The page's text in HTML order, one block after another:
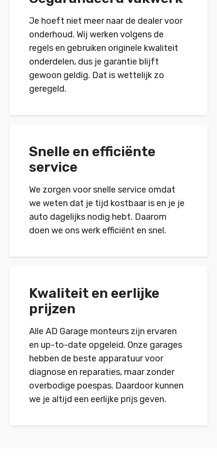
Je hoeft niet meer naar de dealer voor
onderhoud. Wij werken volgens de
regels en gebruiken originele kwaliteit
onderdelen, dus je garantie blijft
gewoon geldig. Dat is wettelijk zo
geregeld.
Snelle en efficiënte
service
We zorgen voor snelle service omdat
we weten dat je tijd kostbaar is en je je
auto dagelijks nodig hebt. Daarom
doen we ons werk efficiënt en snel.
Kwaliteit en eerlijke
prijzen
Alle AD Garage monteurs zijn ervaren
en up-to-date opgeleid. Onze garages
hebben de beste apparatuur voor
diagnose en reparaties, maar zonder
overbodige poespas. Daardoor kunnen
we je altijd een eerlijke prijs geven.